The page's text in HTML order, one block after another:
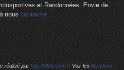
et Randonnées. Envie de
nous contacter
réalisé par http://dlebreton.fr Voir les Mentions